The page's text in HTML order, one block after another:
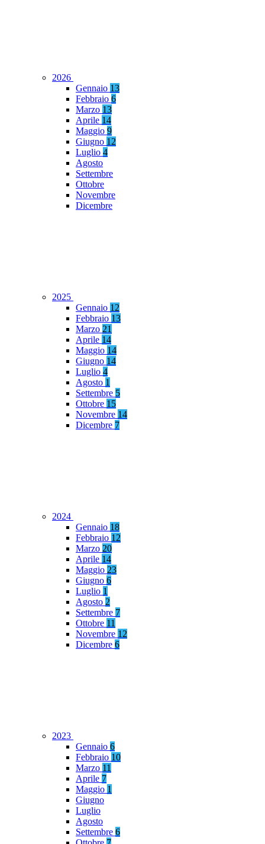
2026
Gennaio 13
Febbraio 6
Marzo 13
Aprile 14
Maggio 9
Giugno 12
Luglio 4
Agosto
Settembre
Ottobre
Novembre
Dicembre
2025
Gennaio 12
Febbraio 13
Marzo 21
Aprile 14
Maggio 14
Giugno 14
Luglio 4
Agosto 1
Settembre 5
Ottobre 15
Novembre 14
Dicembre 7
2024
Gennaio 18
Febbraio 12
Marzo 20
Aprile 14
Maggio 23
Giugno 6
Luglio 1
Agosto 2
Settembre 7
Ottobre 11
Novembre 12
Dicembre 6
2023
Gennaio 6
Febbraio 10
Marzo 11
Aprile 7
Maggio 1
Giugno
Luglio
Agosto
Settembre 6